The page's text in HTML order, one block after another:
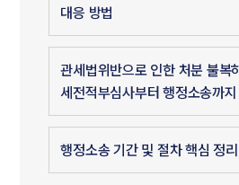
대응 방법
관세법위반으로 인한 처분 불복
세전적부심사부터 행정소송까지
행정소송 기간 및 절차 핵심 정리